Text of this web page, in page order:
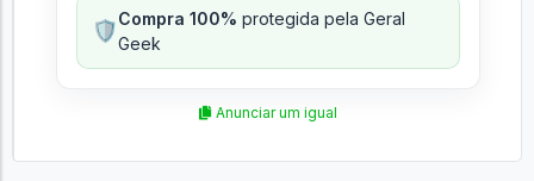
🛡️Compra 100% protegida pela Geral
Geek
Anunciar um igual